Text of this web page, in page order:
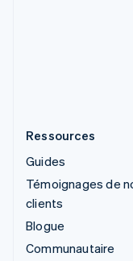
Ressources
Guides
Témoignages de
clients
Blogue
Communautaire